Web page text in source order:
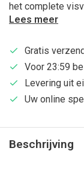
het complete
Lees meer
Gratis
Voor 23:59
Levering uit
Uw online
Beschrijving